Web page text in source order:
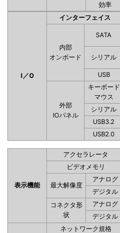
効率
I／O
インターフェイス
内部
オンボード
SATA
シリアル
USB
外部
IOパネル
キーボード
マウス
シリアル
USB3.2
USB2.0
表示機能
アクセラレータ
ビデオメモリ
最大解像度
アナログ
デジタル
コネクタ形
状
アナログ
デジタル
ネットワーク規格